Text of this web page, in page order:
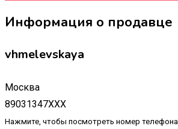
Информация о продавце
vhmelevskaya
Москва
89031347XXX
Нажмите, чтобы посмотреть номер телефона